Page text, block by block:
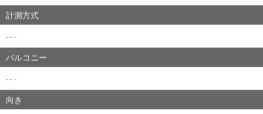
計測方式
---
バルコニー
---
向き